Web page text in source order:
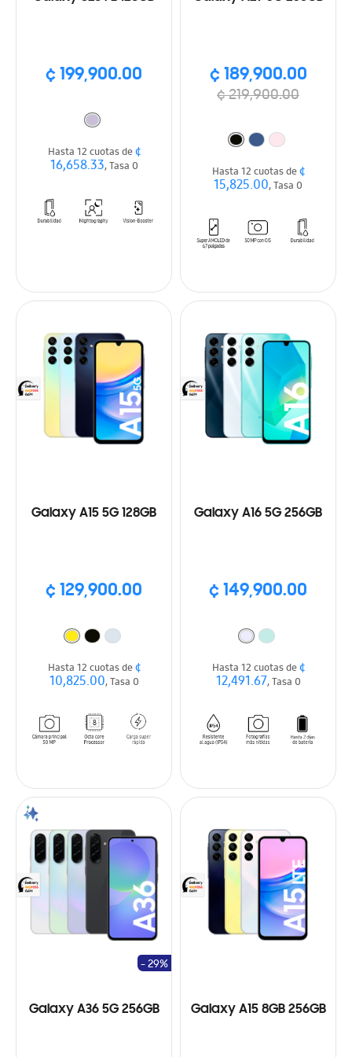
¢ 199,900.00
Hasta 12 cuotas de¢
16,658.33, Tasa 0
¢ 189,900.00
¢ 219,900.00
Hasta 12 cuotas de¢
15,825.00, Tasa 0
Galaxy A15 5G 128GB
¢ 129,900.00
Hasta 12 cuotas de¢
10,825.00, Tasa 0
Galaxy A16 5G 256GB
¢ 149,900.00
Hasta 12 cuotas de¢
12,491.67, Tasa 0
Galaxy A36 5G 256GB
- 29%
Galaxy A15 8GB 256GB